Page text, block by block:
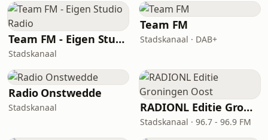
Team FM - Eigen Studio Radio
Stadskanaal
Team FM
Stadskanaal · DAB+
Radio Onstwedde
Stadskanaal RADIONL Editie Groningen Oost
Stadskanaal · 96.7 - 96.9 FM